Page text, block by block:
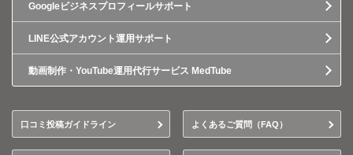
Googleビジネスプロフィールサポート
LINE公式アカウント運用サポート
動画制作・YouTube運用代行サービス MedTube
口コミ投稿ガイドライン よくあるご質問（FAQ）